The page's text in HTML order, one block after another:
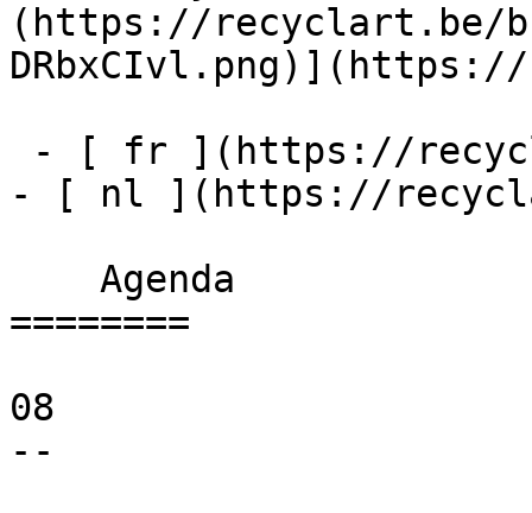
(https://recyclart.be/
- [ nl ](https://
========
08
--